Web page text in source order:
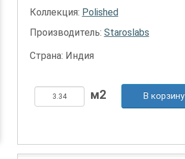
Коллекция: Polished
Производитель: Staroslabs
Страна: Индия
В корзину